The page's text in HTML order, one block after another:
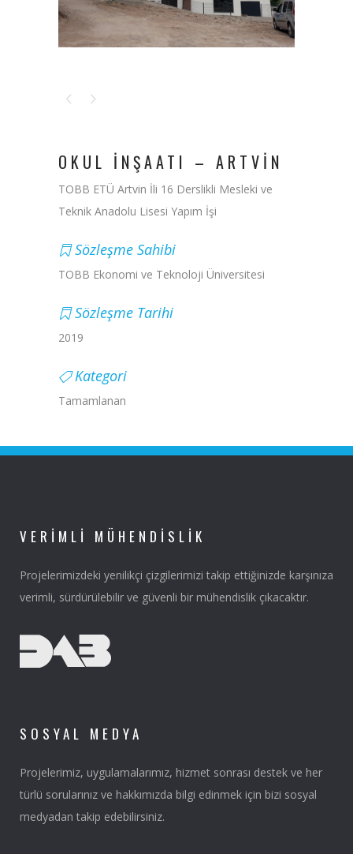
OKUL İNŞAATI – ARTVIN
TOBB ETÜ Artvin İli 16 Derslikli Mesleki ve
Teknik Anadolu Lisesi Yapım İşi
Sözleşme Sahibi
TOBB Ekonomi ve Teknoloji Üniversitesi
Sözleşme Tarihi
2019
Kategori
Tamamlanan
VERIMLI MÜHENDISLIK
Projelerimizdeki yenilikçi çizgilerimizi takip ettiğinizde karşınıza
verimli, sürdürülebilir ve güvenli bir mühendislik çıkacaktır.
SOSYAL MEDYA
Projelerimiz, uygulamalarımız, hizmet sonrası destek ve her
türlü sorularınız ve hakkımızda bilgi edinmek için bizi sosyal
medyadan takip edebilirsiniz.